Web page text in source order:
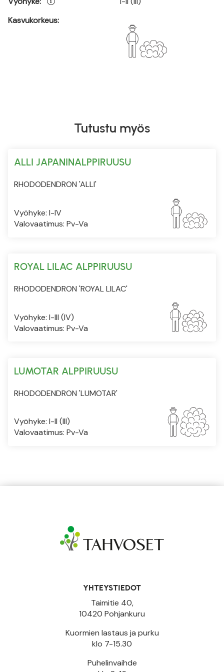
Kasvukorkeus:
Tutustu myös
ALLI JAPANINALPPIRUUSU
RHODODENDRON 'ALLI'
Vyöhyke: I-IV
Valovaatimus: Pv-Va
ROYAL LILAC ALPPIRUUSU
RHODODENDRON 'ROYAL LILAC'
Vyöhyke: I-III (IV)
Valovaatimus: Pv-Va
LUMOTAR ALPPIRUUSU
RHODODENDRON 'LUMOTAR'
Vyöhyke: I-II (III)
Valovaatimus: Pv-Va
YHTEYSTIEDOT
Taimitie 40,
10420 Pohjankuru
Kuormien lastaus ja purku
klo 7-15.30
Puhelinvaihde